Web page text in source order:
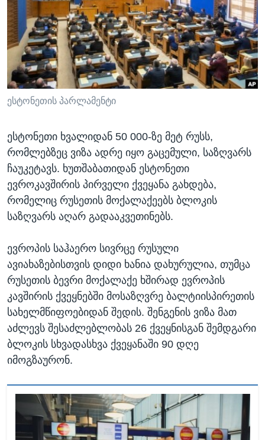
ᲡᲢᲣᲓᲘᲐ ᲕᲐᲨᲘᲜᲒᲢᲝᲜᲘ
ᲔᲙᲝᲜᲝᲛᲘᲙᲐ
ᲯᲐᲜᲛᲠᲗᲔᲚᲝᲑᲐ
ᲛᲔᲪᲜᲘᲔᲠᲔᲑᲐ
ᲘᲜᲢᲔᲠᲕᲘᲣ
ᲙᲣᲚᲢᲣᲠᲐ
ᲓᲔᲖᲘᲜᲤᲝᲠᲛᲐᲪᲘᲐ
Learning English
ᲗᲕᲐᲚᲘ ᲒᲕᲐᲓᲔᲕᲜᲔᲗ
ენები
ესტონეთის პარლამენტი
ესტონეთი ხვალიდან 50 000-ზე მეტ რუსს,
რომლებზეც ვიზა ადრე იყო გაცემული, საზღვარს
ჩაუკეტავს. ხუთშაბათიდან ესტონეთი
ევროკავშირის პირველი ქვეყანა გახდება,
რომელიც რუსეთის მოქალაქეებს ბლოკის
საზღვარს აღარ გადააკვეთინებს.
ევროპის საჰაერო სივრცე რუსული
ავიახაზებისთვის დიდი ხანია დახურულია, თუმცა
რუსეთის ბევრი მოქალაქე ხშირად ევროპის
კავშირის ქვეყნებში მოსაზღვრე ბალტიისპირეთის
სახელმწიფოებიდან შედის. შენგენის ვიზა მათ
აძლევს შესაძლებლობას 26 ქვეყნისგან შემდგარი
ბლოკის სხვადასხვა ქვეყანაში 90 დღე
იმოგზაურონ.